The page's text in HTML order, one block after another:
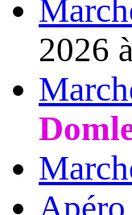
2026